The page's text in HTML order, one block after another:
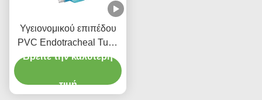
Υγειονομικού επιπέδου
PVC Endotracheal Tube
Stylet Stylet
Βρείτε την καλύτερη
τιμή